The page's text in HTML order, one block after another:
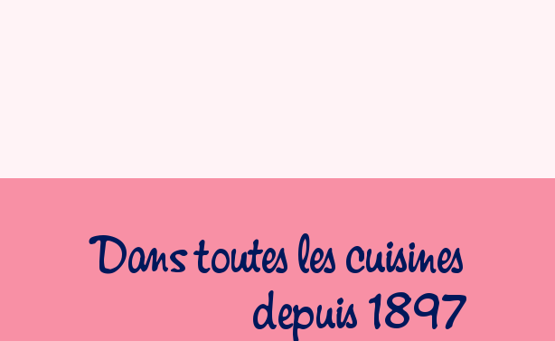
Dans toutes les cuisines
depuis 1897